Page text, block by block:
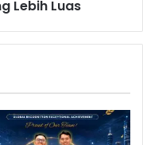
Lebih Luas